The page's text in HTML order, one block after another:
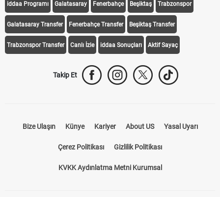
iddaa Programı Galatasaray Fenerbahçe Beşiktaş Trabzonspor
Galatasaray Transfer Fenerbahçe Transfer Beşiktaş Transfer
Trabzonspor Transfer Canlı İzle iddaa Sonuçları Aktif Sayaç
Takip Et
Bize Ulaşın Künye Kariyer About US Yasal Uyarı
Çerez Politikası Gizlilik Politikası
KVKK Aydınlatma Metni Kurumsal